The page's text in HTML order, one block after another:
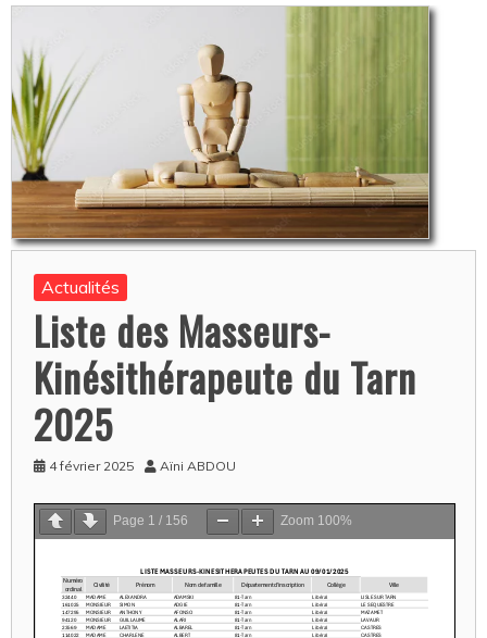
Actualités
Liste des Masseurs-
Kinésithérapeute du Tarn
2025
4 février 2025 Aïni ABDOU
Page 1 / 156 Zoom 100%